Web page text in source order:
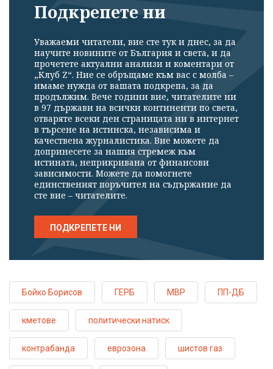
Подкрепете ни
Уважаеми читатели, вие сте тук и днес, за да
научите новините от България и света, и да
прочетете актуални анализи и коментари от
„Клуб Z“. Ние се обръщаме към вас с молба –
имаме нужда от вашата подкрепа, за да
продължим. Вече години вие, читателите ни
в 97 държави на всички континенти по света,
отваряте всеки ден страницата ни в интернет
в търсене на истинска, независима и
качествена журналистика. Вие можете да
допринесете за нашия стремеж към
истината, неприкривана от финансови
зависимости. Можете да помогнете
единственият поръчител на съдържание да
сте вие – читателите.
ПОДКРЕПЕТЕ НИ
Бойко Борисов ГЕРБ МВР ПП-ДБ
кметове политически натиск
контрабанда еврозона шистов газ